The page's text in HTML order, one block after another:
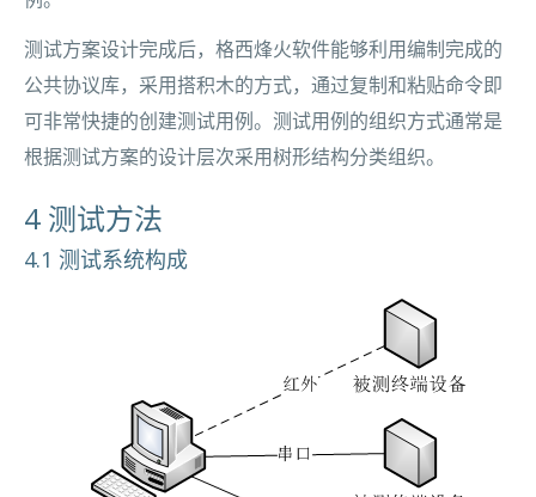
测试方案设计完成后，格西烽火软件能够利用编制完成的
公共协议库，采用搭积木的方式，通过复制和粘贴命令即
可非常快捷的创建测试用例。测试用例的组织方式通常是
根据测试方案的设计层次采用树形结构分类组织。
4 测试方法
4.1 测试系统构成